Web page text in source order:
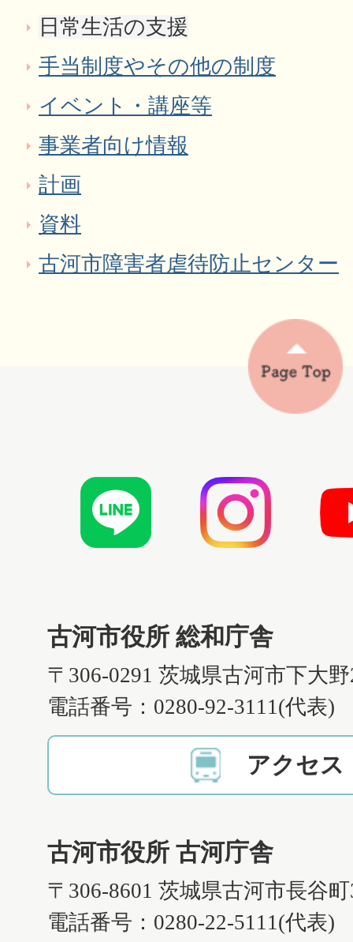
日常生活の支援
手当制度やその他の制度
イベント・講座等
事業者向け情報
計画
資料
古河市障害者虐待防止センター
古河市役所 総和庁舎
〒306-0291 茨城県古河市下大
電話番号：0280-92-3111(代表)
アクセス
古河市役所 古河庁舎
〒306-8601 茨城県古河市長谷
電話番号：0280-22-5111(代表)